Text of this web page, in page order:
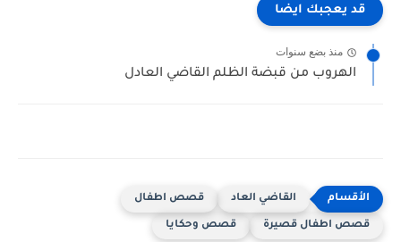
قد يعجبك ايضا
منذ بضع سنوات
الهروب من قبضة الظلم القاضي العادل
القاضي العاد قصص اطفال
قصص اطفال قصيرة قصص وحكايا